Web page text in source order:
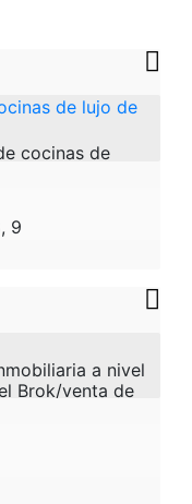
de lujo de
cocinas de
- cocinas de
de madera
toda Europa y
9
a nivel
Brok/venta de
tipo, inversión